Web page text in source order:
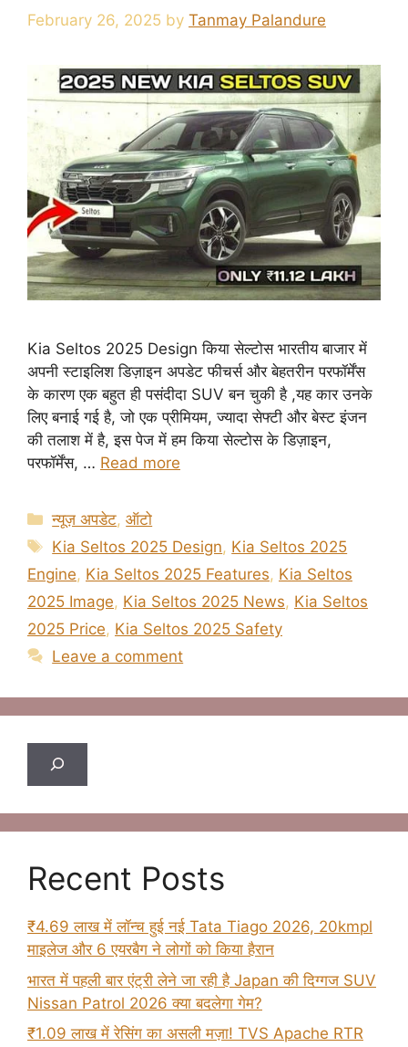
February 26, 2025 by Tanmay Palandure
Kia Seltos 2025 Design किया सेल्टोस भारतीय बाजार में
अपनी स्टाइलिश डिज़ाइन अपडेट फीचर्स और बेहतरीन परफॉर्मेंस
के कारण एक बहुत ही पसंदीदा SUV बन चुकी है ,यह कार उनके
लिए बनाई गई है, जो एक प्रीमियम, ज्यादा सेफ्टी और बेस्ट इंजन
की तलाश में है, इस पेज में हम किया सेल्टोस के डिज़ाइन,
परफॉर्मेंस, … Read more
Categories
न्यूज़ अपडेट,ऑटो
Tags
Kia Seltos 2025 Design, Kia Seltos 2025
Engine, Kia Seltos 2025 Features, Kia Seltos
2025 Image, Kia Seltos 2025 News, Kia Seltos
2025 Price, Kia Seltos 2025 Safety
Leave a comment
Search
Recent Posts
₹4.69 लाख में लॉन्च हुई नई Tata Tiago 2026, 20kmpl
माइलेज और 6 एयरबैग ने लोगों को किया हैरान
भारत में पहली बार एंट्री लेने जा रही है Japan की दिग्गज SUV
Nissan Patrol 2026 क्या बदलेगा गेम?
₹1.09 लाख में रेसिंग का असली मज़ा! TVS Apache RTR